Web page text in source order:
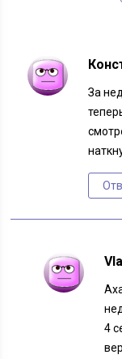
За
4